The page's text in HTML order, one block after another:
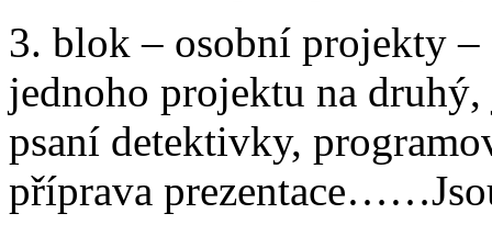
3. blok – osobní projekty
jednoho projektu na
psaní detektivky,
příprava